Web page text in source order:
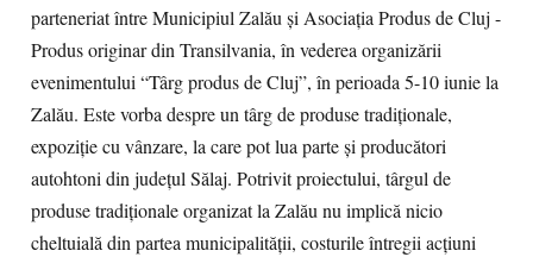
parteneriat între Municipiul Zalău şi Asociaţia Produs de Cluj -
Produs originar din Transilvania, în vederea organizării
evenimentului “Târg produs de Cluj”, în perioada 5-10 iunie la
Zalău. Este vorba despre un târg de produse tradiţionale,
expoziţie cu vânzare, la care pot lua parte şi producători
autohtoni din judeţul Sălaj. Potrivit proiectului, târgul de
produse tradiţionale organizat la Zalău nu implică nicio
cheltuială din partea municipalităţii, costurile întregii acţiuni